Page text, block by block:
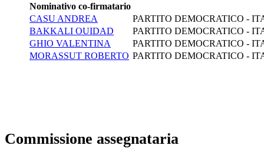
Nominativo co-firmatario
CASU ANDREA
PARTITO DEMOCRATICO -
BAKKALI OUIDAD
PARTITO DEMOCRATICO -
GHIO VALENTINA
PARTITO DEMOCRATICO -
MORASSUT ROBERTO PARTITO DEMOCRATICO -
Commissione assegnataria